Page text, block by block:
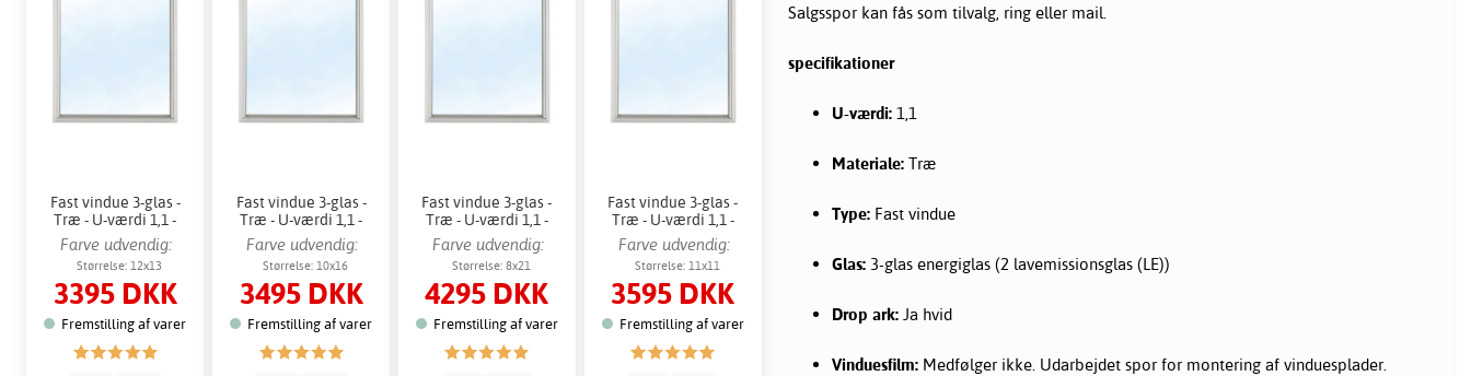
Salgsspor kan fås som tilvalg, ring eller mail.
specifikationer
U-værdi: 1,1
Materiale: Træ
Type: Fast vindue
Glas: 3-glas energiglas (2 lavemissionsglas (LE))
Drop ark: Ja hvid
Vinduesfilm: Medfølger ikke. Udarbejdet spor for montering af vinduesplader.
Fast vindue 3-glas -
Træ - U-værdi 1,1 -
Udtag
Farve udvendig:
Hvid
Størrelse: 12x13
3395 DKK
Fremstilling af varer
Fast vindue 3-glas -
Træ - U-værdi 1,1 -
Udtag
Farve udvendig:
Hvid
Størrelse: 10x16
3495 DKK
Fremstilling af varer
Fast vindue 3-glas -
Træ - U-værdi 1,1 -
Udtag
Farve udvendig:
Hvid
Størrelse: 8x21
4295 DKK
Fremstilling af varer
Fast vindue 3-glas -
Træ - U-værdi 1,1 -
Udtag
Farve udvendig:
Hvid
Størrelse: 11x11
3595 DKK
Fremstilling af varer